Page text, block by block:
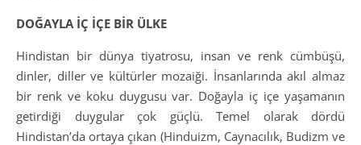
DOĞAYLA İÇ İÇE BİR ÜLKE
Hindistan bir dünya tiyatrosu, insan ve renk cümbüşü,
dinler, diller ve kültürler mozaiği. İnsanlarında akıl almaz
bir renk ve koku duygusu var. Doğayla iç içe yaşamanın
getirdiği duygular çok güçlü. Temel olarak dördü
Hindistan’da ortaya çıkan (Hinduizm, Caynacılık, Budizm ve